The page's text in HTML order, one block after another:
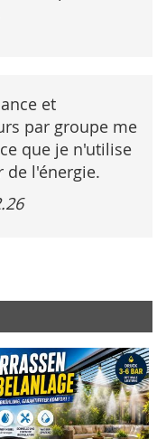
et
par groupe me
que je n'utilise
de l'énergie.